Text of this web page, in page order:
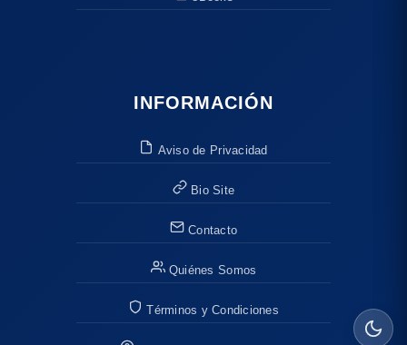
INFORMACIÓN
Aviso de Privacidad
Bio Site
Contacto
Quiénes Somos
Términos y Condiciones